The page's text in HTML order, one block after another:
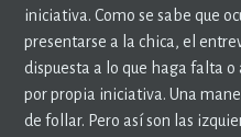
iniciativa. Como se sabe que
presentarse a la chica, el
dispuesta a lo que haga falta
por propia iniciativa. Una
de follar. Pero así son las